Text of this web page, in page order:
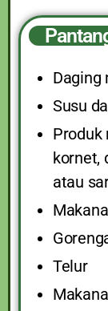
Daging
Susu
Produk
kornet,
atau
Telur